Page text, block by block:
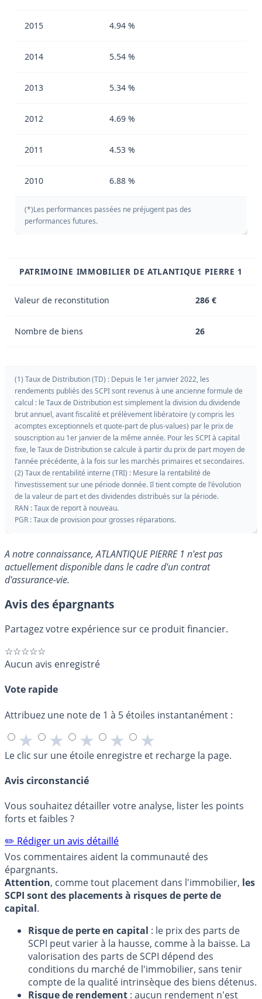
2015 4.94 %
2014 5.54 %
2013 5.34 %
2012 4.69 %
2011 4.53 %
2010 6.88 %
(*)Les performances passées ne préjugent pas des
performances futures.
PATRIMOINE IMMOBILIER DE ATLANTIQUE PIERRE 1
Valeur de reconstitution 286 €
Nombre de biens 26
(1) Taux de Distribution (TD) : Depuis le 1er janvier 2022, les
rendements publiés des SCPI sont revenus à une ancienne formule de
calcul : le Taux de Distribution est simplement la division du dividende
brut annuel, avant fiscalité et prélèvement libératoire (y compris les
acomptes exceptionnels et quote-part de plus-values) par le prix de
souscription au 1er janvier de la même année. Pour les SCPI à capital
fixe, le Taux de Distribution se calcule à partir du prix de part moyen de
l’année précédente, à la fois sur les marchés primaires et secondaires.
(2) Taux de rentabilité interne (TRI) : Mesure la rentabilité de
l’investissement sur une période donnée. Il tient compte de l'évolution
de la valeur de part et des dividendes distribués sur la période.
RAN : Taux de report à nouveau.
PGR : Taux de provision pour grosses réparations.
A notre connaissance, ATLANTIQUE PIERRE 1 n'est pas
actuellement disponible dans le cadre d'un contrat
d'assurance-vie.
Avis des épargnants
Partagez votre expérience sur ce produit financier.
☆☆☆☆☆
Aucun avis enregistré
Vote rapide
Attribuez une note de 1 à 5 étoiles instantanément :
★ ★ ★ ★ ★
Le clic sur une étoile enregistre et recharge la page.
Avis circonstancié
Vous souhaitez détailler votre analyse, lister les points
forts et faibles ?
✏️ Rédiger un avis détaillé
Vos commentaires aident la communauté des
épargnants.
Attention, comme tout placement dans l'immobilier, les
SCPI sont des placements à risques de perte de
capital.
Risque de perte en capital : le prix des parts de
SCPI peut varier à la hausse, comme à la baisse. La
valorisation des parts de SCPI dépend des
conditions du marché de l'immobilier, sans tenir
compte de la qualité intrinsèque des biens détenus.
Risque de rendement : aucun rendement n'est